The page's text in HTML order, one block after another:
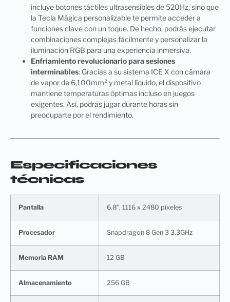
incluye botones táctiles ultrasensibles de 520Hz, sino que
la Tecla Mágica personalizable te permite acceder a
funciones clave con un toque. De hecho, podrás ejecutar
combinaciones complejas fácilmente y personalizar la
iluminación RGB para una experiencia inmersiva.
Enfriamiento revolucionario para sesiones
interminables: Gracias a su sistema ICE X con cámara
de vapor de 6,100mm² y metal líquido, el dispositivo
mantiene temperaturas óptimas incluso en juegos
exigentes. Así, podrás jugar durante horas sin
preocuparte por el rendimiento.
Especificaciones
técnicas
Pantalla 6.8″, 1116 x 2480 píxeles
Procesador Snapdragon 8 Gen 3 3.3GHz
Memoria RAM 12 GB
Almacenamiento 256 GB